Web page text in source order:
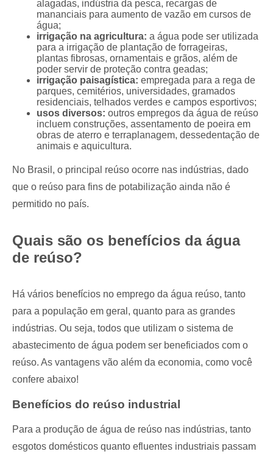
alagadas, indústria da pesca, recargas de
mananciais para aumento de vazão em cursos de
água;
irrigação na agricultura: a água pode ser utilizada
para a irrigação de plantação de forrageiras,
plantas fibrosas, ornamentais e grãos, além de
poder servir de proteção contra geadas;
irrigação paisagística: empregada para a rega de
parques, cemitérios, universidades, gramados
residenciais, telhados verdes e campos esportivos;
usos diversos: outros empregos da água de reúso
incluem construções, assentamento de poeira em
obras de aterro e terraplanagem, dessedentação de
animais e aquicultura.
No Brasil, o principal reúso ocorre nas indústrias, dado
que o reúso para fins de potabilização ainda não é
permitido no país.
Quais são os benefícios da água
de reúso?
Há vários benefícios no emprego da água reúso, tanto
para a população em geral, quanto para as grandes
indústrias. Ou seja, todos que utilizam o sistema de
abastecimento de água podem ser beneficiados com o
reúso. As vantagens vão além da economia, como você
confere abaixo!
Benefícios do reúso industrial
Para a produção de água de reúso nas indústrias, tanto
esgotos domésticos quanto efluentes industriais passam